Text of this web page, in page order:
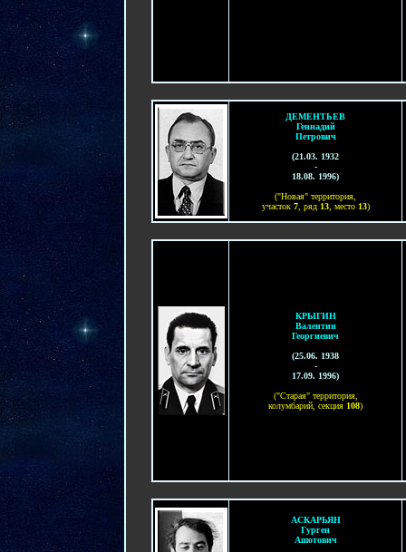
ДЕМЕНТЬЕВ
Геннадий
Петрович
(21.03. 1932
-
18.08. 1996)
("Новая" территория,
участок 7, ряд 13, место 13)
КРЫГИН
Валентин
Георгиевич
(25.06. 1938
-
17.09. 1996)
("Старая" территория,
колумбарий, секция 108)
АСКАРЬЯН
Гурген
Ашотович